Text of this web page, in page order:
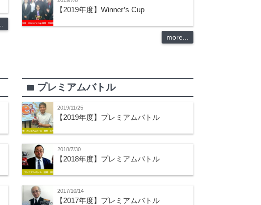
【2019年度】Winner’s Cup
more...
folder プレミアムバトル
2019/11/25
【2019年度】プレミアムバトル
2018/7/30
【2018年度】プレミアムバトル
2017/10/14
【2017年度】プレミアムバトル